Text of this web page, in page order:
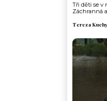
Tři děti se v
Záchranná
Tereza